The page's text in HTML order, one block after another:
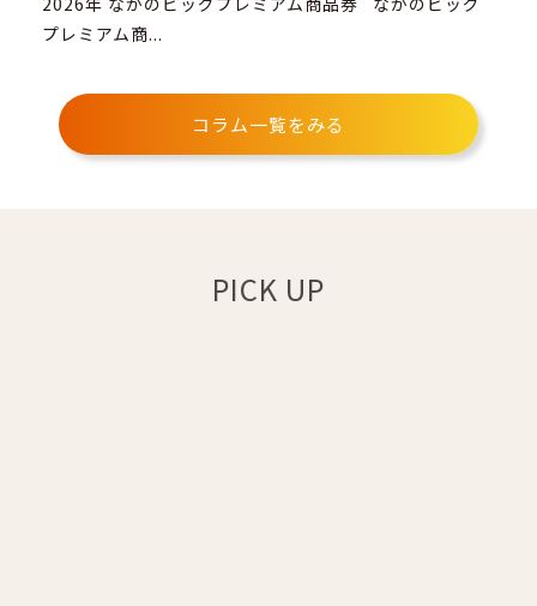
プレミアム商...
コラム一覧をみる
PICK UP